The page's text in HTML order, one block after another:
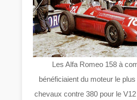
Les Alfa Romeo 158 à
bénéficiaient du moteur le
chevaux contre 380 pour le